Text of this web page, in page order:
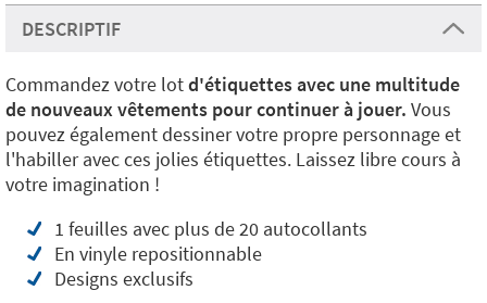
DESCRIPTIF
Commandez votre lotd'étiquettes avec une multitude
de nouveaux vêtements pour continuer à jouer. Vous
pouvez également dessiner votre propre personnage et
l'habiller avec ces jolies étiquettes. Laissez libre cours à
votre imagination !
1 feuilles avec plus de 20 autocollants
En vinyle repositionnable
Designs exclusifs